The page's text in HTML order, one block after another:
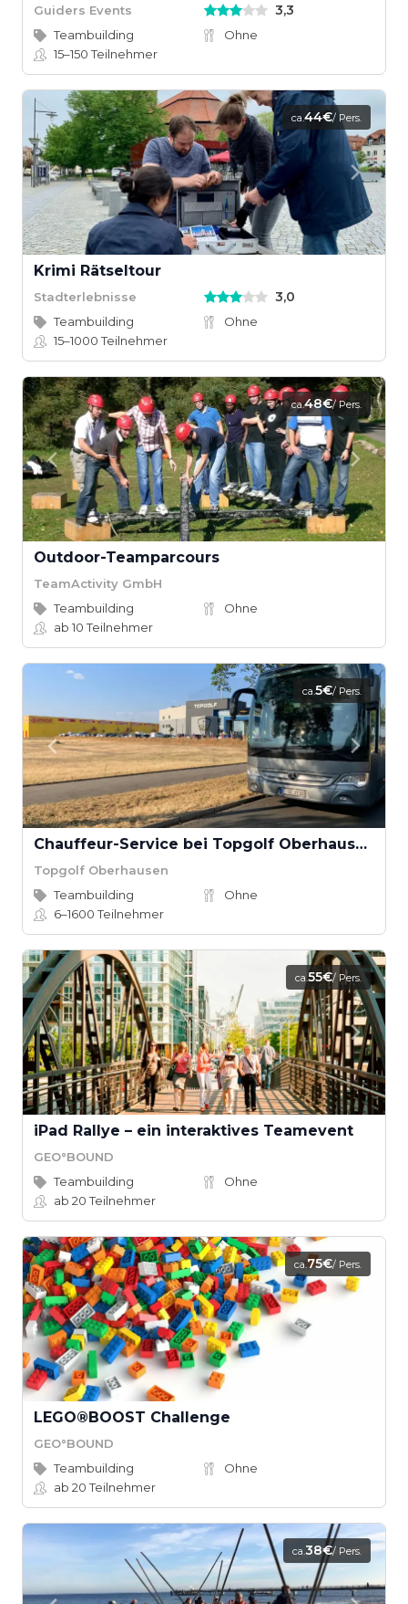
Guiders Events 3,3
Teambuilding
Ohne
15–150Teilnehmer
ca.44€/ Pers.
Krimi Rätseltour
Stadterlebnisse 3,0
Teambuilding
Ohne
15–1000Teilnehmer
ca.48€/ Pers.
Outdoor-Teamparcours
TeamActivity GmbH
Teambuilding
Ohne
ab 10Teilnehmer
ca.5€/ Pers.
Chauffeur-Service bei Topgolf Oberhausen
Topgolf Oberhausen
Teambuilding
Ohne
6–1600Teilnehmer
ca.55€/ Pers.
iPad Rallye – ein interaktives Teamevent
GEO°BOUND
Teambuilding
Ohne
ab 20Teilnehmer
ca.75€/ Pers.
LEGO®BOOST Challenge
GEO°BOUND
Teambuilding
Ohne
ab 20Teilnehmer
ca.38€/ Pers.